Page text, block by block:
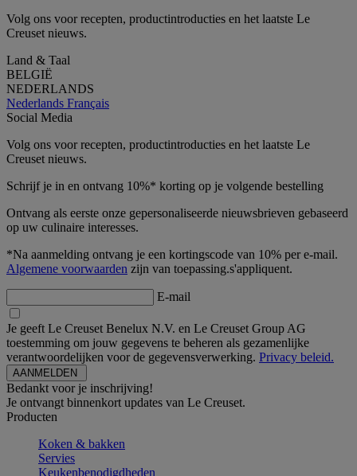
Volg ons voor recepten, productintroducties en het laatste Le
Creuset nieuws.
Land & Taal
BELGIË
NEDERLANDS
Nederlands Français
Social Media
Volg ons voor recepten, productintroducties en het laatste Le
Creuset nieuws.
Schrijf je in en ontvang 10%* korting op je volgende bestelling
Ontvang als eerste onze gepersonaliseerde nieuwsbrieven gebaseerd
op uw culinaire interesses.
*Na aanmelding ontvang je een kortingscode van 10% per e-mail.
Algemene voorwaarden zijn van toepassing.s'appliquent.
E-mail
Je geeft Le Creuset Benelux N.V. en Le Creuset Group AG
toestemming om jouw gegevens te beheren als gezamenlijke
verantwoordelijken voor de gegevensverwerking. Privacy beleid.
Bedankt voor je inschrijving!
Je ontvangt binnenkort updates van Le Creuset.
Producten
Koken & bakken
Servies
Keukenbenodigdheden